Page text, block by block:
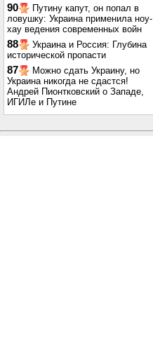
90
Путину капут, он попал в
ловушку: Украина применила ноу-
хау ведения современных войн
88
Украина и Россия: Глубина
исторической пропасти
87
Можно сдать Украину, но
Украина никогда не сдастся!
Андрей Пионтковский о Западе,
ИГИЛе и Путине